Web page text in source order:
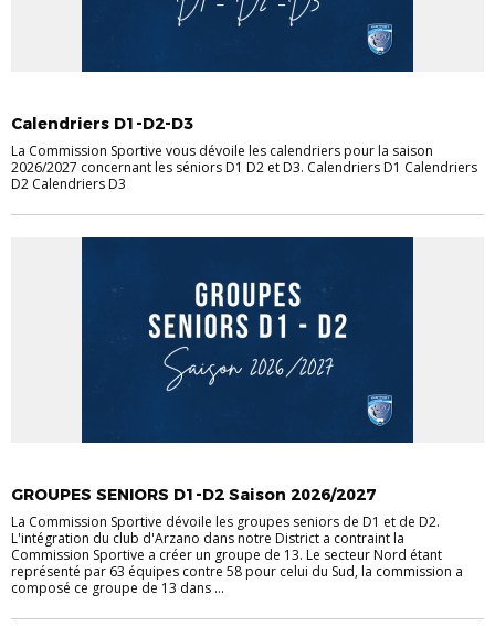
Calendriers D1-D2-D3
La Commission Sportive vous dévoile les calendriers pour la saison
2026/2027 concernant les séniors D1 D2 et D3. Calendriers D1 Calendriers
D2 Calendriers D3
GROUPES SENIORS D1-D2 Saison 2026/2027
La Commission Sportive dévoile les groupes seniors de D1 et de D2.
L'intégration du club d'Arzano dans notre District a contraint la
Commission Sportive a créer un groupe de 13. Le secteur Nord étant
représenté par 63 équipes contre 58 pour celui du Sud, la commission a
composé ce groupe de 13 dans ...